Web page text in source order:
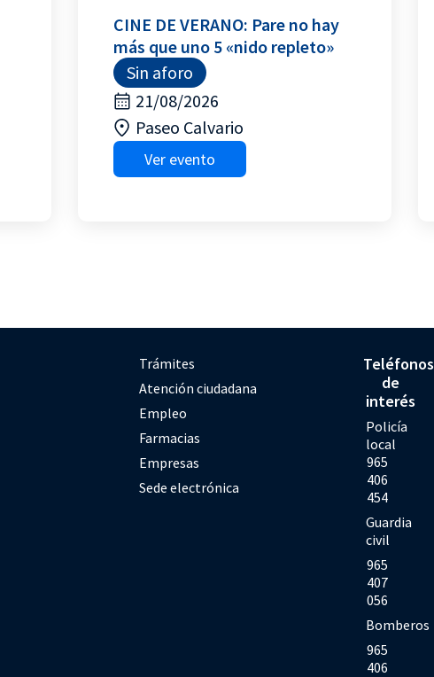
CINE DE VERANO: Pare no hay
más que uno 5 «nido repleto»
Sin aforo
21/08/2026
Paseo Calvario
Ver evento
Trámites
Atención ciudadana
Empleo
Farmacias
Empresas
Sede electrónica
Teléfonos
de
interés
Policía
local
965
406
454
Guardia
civil
965
407
056
Bomberos
965
406